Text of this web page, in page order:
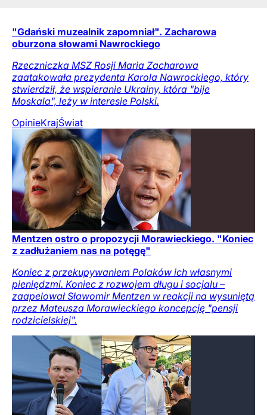
"Gdański muzealnik zapomniał". Zacharowa
oburzona słowami Nawrockiego
Rzeczniczka MSZ Rosji Maria Zacharowa
zaatakowała prezydenta Karola Nawrockiego, który
stwierdził, że wspieranie Ukrainy, która "bije
Moskala", leży w interesie Polski.
OpinieKrajŚwiat
Mentzen ostro o propozycji Morawieckiego. "Koniec
z zadłużaniem nas na potęgę"
Koniec z przekupywaniem Polaków ich własnymi
pieniędzmi. Koniec z rozwojem długu i socjalu –
zaapelował Sławomir Mentzen w reakcji na wysuniętą
przez Mateusza Morawieckiego koncepcję "pensji
rodzicielskiej".